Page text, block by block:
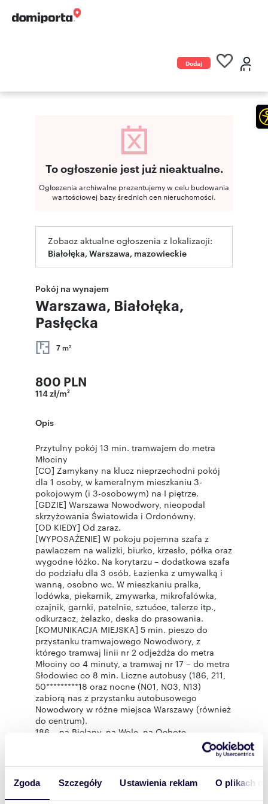
Zgoda Szczegóły Ustawienia reklam O plikach
Dodaj
To ogłoszenie jest już nieaktualne.
Ogłoszenia archiwalne prezentujemy w celu budowania
wartościowej bazy średnich cen nieruchomości.
Zobacz aktualne ogłoszenia z lokalizacji:
Białołęka, Warszawa, mazowieckie
Pokój na wynajem
Warszawa, Białołęka,
Pasłęcka
7 m2
800 PLN
114 zł/m2
Opis
Przytulny pokój 13 min. tramwajem do metra
Młociny
[CO] Zamykany na klucz nieprzechodni pokój
dla 1 osoby, w kameralnym mieszkaniu 3-
pokojowym (i 3-osobowym) na I piętrze.
[GDZIE] Warszawa Nowodwory, nieopodal
skrzyżowania Światowida i Ordonówny.
[OD KIEDY] Od zaraz.
[WYPOSAŻENIE] W pokoju pojemna szafa z
pawlaczem na walizki, biurko, krzesło, półka oraz
wygodne łóżko. Na korytarzu – dodatkowa szafa
do podziału dla 3 osób. Łazienka z umywalką i
wanną, osobno wc. W mieszkaniu pralka,
lodówka, piekarnik, zmywarka, mikrofalówka,
czajnik, garnki, patelnie, sztućce, talerze itp.,
odkurzacz, żelazko, deska do prasowania.
[KOMUNIKACJA MIEJSKA] 5 min. pieszo do
przystanku tramwajowego Nowodwory, z
którego tramwaj linii nr 2 odjeżdża do metra
Młociny co 4 minuty, a tramwaj nr 17 – do metra
Słodowiec co 8 min. Liczne autobusy (186, 211,
50*********18 oraz nocne (N01, N03, N13)
zabiorą nas z przystanku autobusowego
Nowodwory w różne miejsca Warszawy (również
do centrum).
186 – na Bielany, na Wolę, na Ochotę,
518 – na metro Marymont, pl. Wilsona, Dworzec
Gdański, Krakowskie Przedmieście, pl. Trzech
Krzyży.
Dodatkowo autobus 211 – spod bloku na Żerań, a